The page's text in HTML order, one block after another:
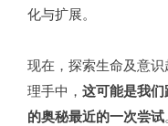
化与扩展。
现在，探索生命及意
理手中， 这可能是我
的奥秘最近的一次尝试